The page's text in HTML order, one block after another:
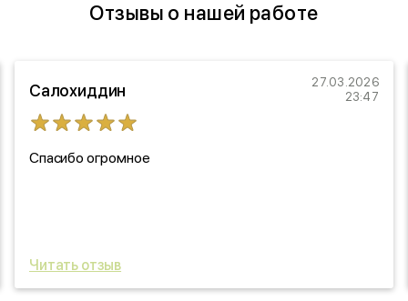
Отзывы о нашей работе
Салохиддин
27.03.2026
23:47
Спасибо огромное
Читать отзыв